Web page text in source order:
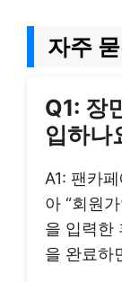
자주
Q1: 장
입하나
A1: 팬카
아 “회원
을 입력한
을 완료하